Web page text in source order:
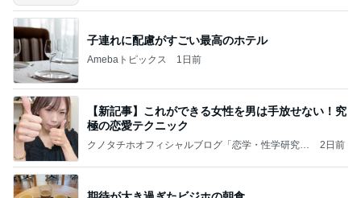
子連れに配慮がすごい最高のホテル
Amebaトピックス 1日前
【新記事】これができる女性を男は手放せない！究
極の恋愛テクニック
クノタチホオフィシャルブログ「恋学・性学研究
2日前